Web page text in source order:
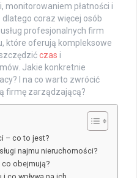
monitorowaniem płatności i
dlatego coraz więcej osób
profesjonalnych firm
które oferują kompleksowe
czas i
Jakie konkretnie
I na co warto zwrócić
firmę zarządzającą?
– co to jest?
najmu nieruchomości?
co obejmują?